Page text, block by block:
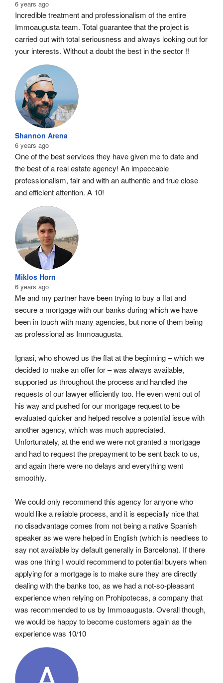
6 years ago
Incredible treatment and professionalism of the entire
Immoaugusta team. Total guarantee that the project is
carried out with total seriousness and always looking out for
your interests. Without a doubt the best in the sector !!
Shannon Arena
6 years ago
One of the best services they have given me to date and
the best of a real estate agency! An impeccable
professionalism, fair and with an authentic and true close
and efficient attention. A 10!
Miklos Horn
6 years ago
Me and my partner have been trying to buy a flat and
secure a mortgage with our banks during which we have
been in touch with many agencies, but none of them being
as professional as Immoaugusta.
Ignasi, who showed us the flat at the beginning – which we
decided to make an offer for – was always available,
supported us throughout the process and handled the
requests of our lawyer efficiently too. He even went out of
his way and pushed for our mortgage request to be
evaluated quicker and helped resolve a potential issue with
another agency, which was much appreciated.
Unfortunately, at the end we were not granted a mortgage
and had to request the prepayment to be sent back to us,
and again there were no delays and everything went
smoothly.
We could only recommend this agency for anyone who
would like a reliable process, and it is especially nice that
no disadvantage comes from not being a native Spanish
speaker as we were helped in English (which is needless to
say not available by default generally in Barcelona). If there
was one thing I would recommend to potential buyers when
applying for a mortgage is to make sure they are directly
dealing with the banks too, as we had a not-so-pleasant
experience when relying on Prohipotecas, a company that
was recommended to us by Immoaugusta. Overall though,
we would be happy to become customers again as the
experience was 10/10